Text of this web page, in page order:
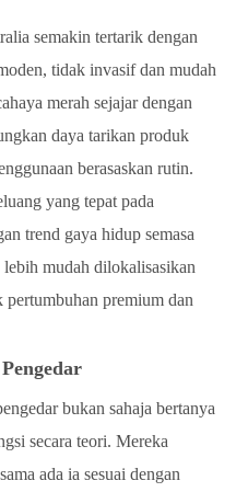
semakin tertarik dengan
tidak invasif dan mudah
merah sejajar dengan
daya tarikan produk
berasaskan rutin.
yang tepat pada
trend gaya hidup semasa
mudah dilokalisasikan
premium dan
bukan sahaja bertanya
secara teori. Mereka
ada ia sesuai dengan